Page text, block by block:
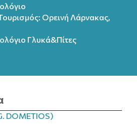
Ορεινή Λάρνακας,
Γλυκά&Πίτες
DOMETIOS)